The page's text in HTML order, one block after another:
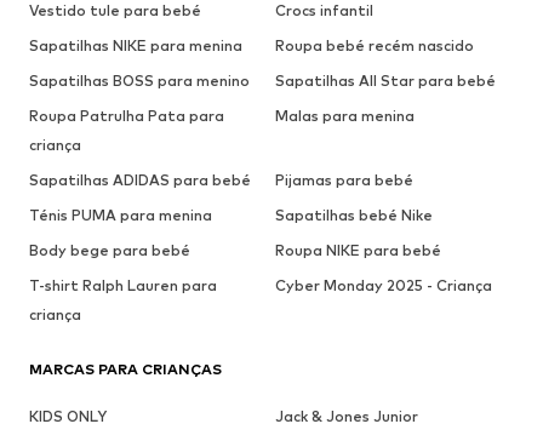
Vestido tule para bebé
Crocs infantil
Sapatilhas NIKE para menina
Roupa bebé recém nascido
Sapatilhas BOSS para menino
Sapatilhas All Star para bebé
Roupa Patrulha Pata para
criança
Malas para menina
Sapatilhas ADIDAS para bebé
Pijamas para bebé
Ténis PUMA para menina
Sapatilhas bebé Nike
Body bege para bebé
Roupa NIKE para bebé
T-shirt Ralph Lauren para
criança
Cyber Monday 2025 - Criança
MARCAS PARA CRIANÇAS
KIDS ONLY
Jack & Jones Junior